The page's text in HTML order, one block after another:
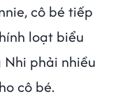
cô bé tiếp
loạt biểu
phải nhiều
cô bé.